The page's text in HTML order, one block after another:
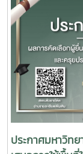
ประกาศมหาวิท